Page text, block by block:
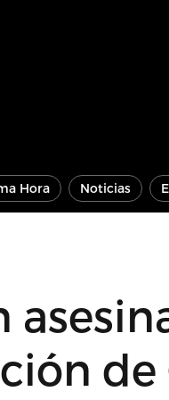
Hora Noticias
de